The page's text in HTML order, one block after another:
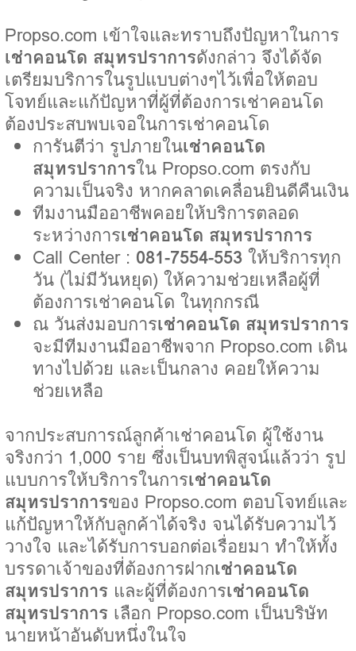
Propso.com เข้าใจและทราบถึงปัญหาในการ
เช่าคอนโด สมุทรปราการดังกล่าว จึงได้จัด
เตรียมบริการในรูปแบบต่างๆไว้เพื่อให้ตอบ
โจทย์และแก้ปัญหาที่ผู้ที่ต้องการเช่าคอนโด
ต้องประสบพบเจอในการเช่าคอนโด
การันตีว่า รูปภายในเช่าคอนโด
สมุทรปราการใน Propso.com ตรงกับ
ความเป็นจริง หากคลาดเคลื่อนยินดีคืนเงิน
ทีมงานมืออาชีพคอยให้บริการตลอด
ระหว่างการเช่าคอนโด สมุทรปราการ
Call Center : 081-7554-553 ให้บริการทุก
วัน (ไม่มีวันหยุด) ให้ความช่วยเหลือผู้ที่
ต้องการเช่าคอนโด ในทุกกรณี
ณ วันส่งมอบการเช่าคอนโด สมุทรปราการ
จะมีทีมงานมืออาชีพจาก Propso.com เดิน
ทางไปด้วย และเป็นกลาง คอยให้ความ
ช่วยเหลือ
จากประสบการณ์ลูกค้าเช่าคอนโด ผู้ใช้งาน
จริงกว่า 1,000 ราย ซึ่งเป็นบทพิสูจน์แล้วว่า รูป
แบบการให้บริการในการเช่าคอนโด
สมุทรปราการของ Propso.com ตอบโจทย์และ
แก้ปัญหาให้กับลูกค้าได้จริง จนได้รับความไว้
วางใจ และได้รับการบอกต่อเรื่อยมา ทำให้ทั้ง
บรรดาเจ้าของที่ต้องการฝากเช่าคอนโด
สมุทรปราการ และผู้ที่ต้องการเช่าคอนโด
สมุทรปราการ เลือก Propso.com เป็นบริษัท
นายหน้าอันดับหนึ่งในใจ